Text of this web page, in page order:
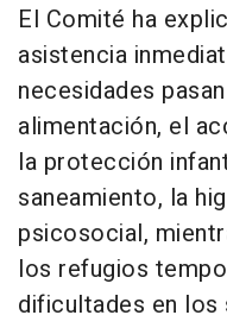
El Comité ha
asistencia
necesidades
alimentación, el
la protección
saneamiento, la
psicosocial,
los refugios
dificultades en